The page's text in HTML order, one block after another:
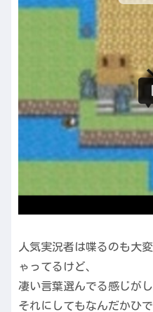
人気実況者は喋るのも大
ゃってるけど、
凄い言葉選んでる感じが
それにしてもなんだかひ